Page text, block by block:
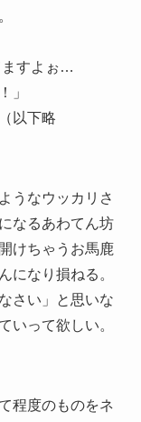
ますよぉ…
」
以下略
うなウッカリさ
なるあわてん坊
けちゃうお馬鹿
になり損ねる。
さい」と思いな
いって欲しい。
程度のものをネ